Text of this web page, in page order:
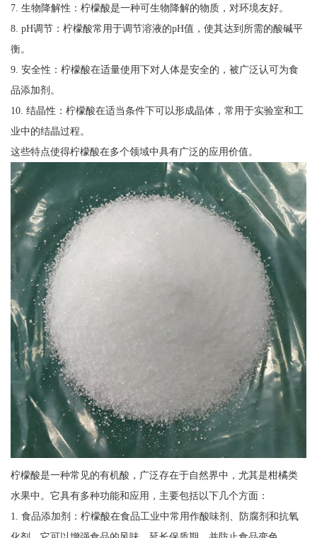
7. 生物降解性：柠檬酸是一种可生物降解的物质，对环境友好。
8. pH调节：柠檬酸常用于调节溶液的pH值，使其达到所需的酸碱平
衡。
9. 安全性：柠檬酸在适量使用下对人体是安全的，被广泛认可为食
品添加剂。
10. 结晶性：柠檬酸在适当条件下可以形成晶体，常用于实验室和工
业中的结晶过程。
这些特点使得柠檬酸在多个领域中具有广泛的应用价值。
柠檬酸是一种常见的有机酸，广泛存在于自然界中，尤其是柑橘类
水果中。它具有多种功能和应用，主要包括以下几个方面：
1. 食品添加剂：柠檬酸在食品工业中常用作酸味剂、防腐剂和抗氧